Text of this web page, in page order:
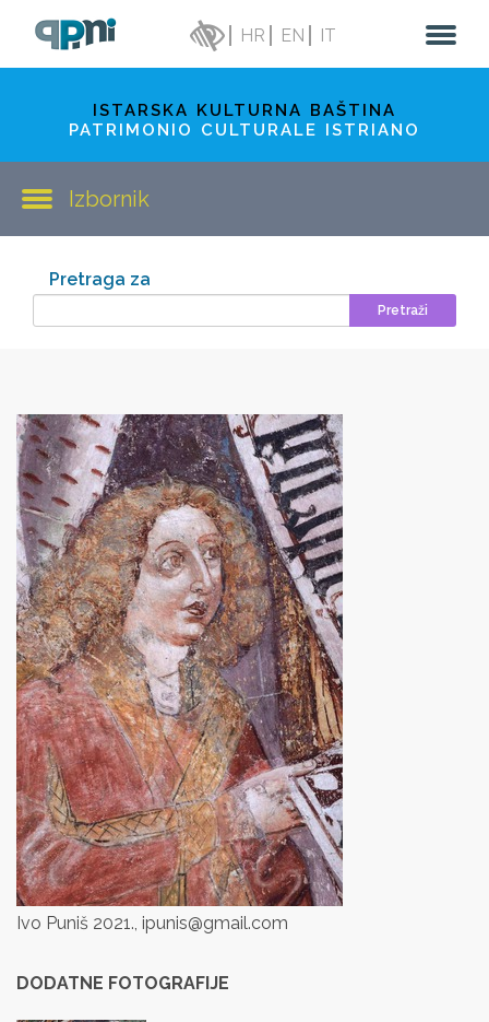
HR EN IT
ISTARSKA KULTURNA BAŠTINA
PATRIMONIO CULTURALE ISTRIANO
Izbornik
Pretraga za
Pretraži
Ivo Puniš 2021., ipunis@gmail.com
DODATNE FOTOGRAFIJE